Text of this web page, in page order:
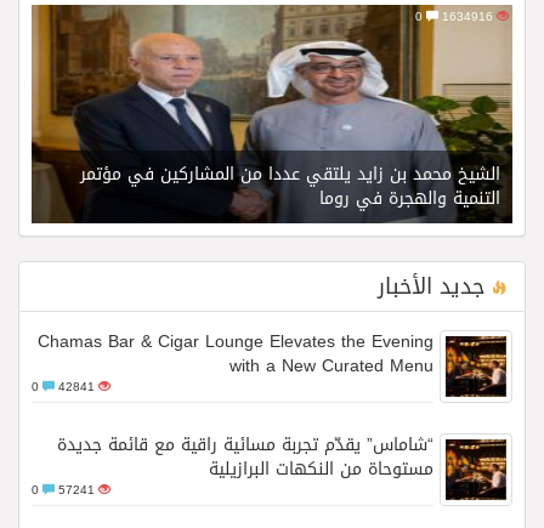
الشيخ محمد بن زايد يلتقي عددا من المشاركين في مؤتمر
التنمية والهجرة في روما
جديد الأخبار
Chamas Bar & Cigar Lounge Elevates the Evening
with a New Curated Menu
42841
“شاماس” يقدّم تجربة مسائية راقية مع قائمة جديدة
مستوحاة من النكهات البرازيلية
57241